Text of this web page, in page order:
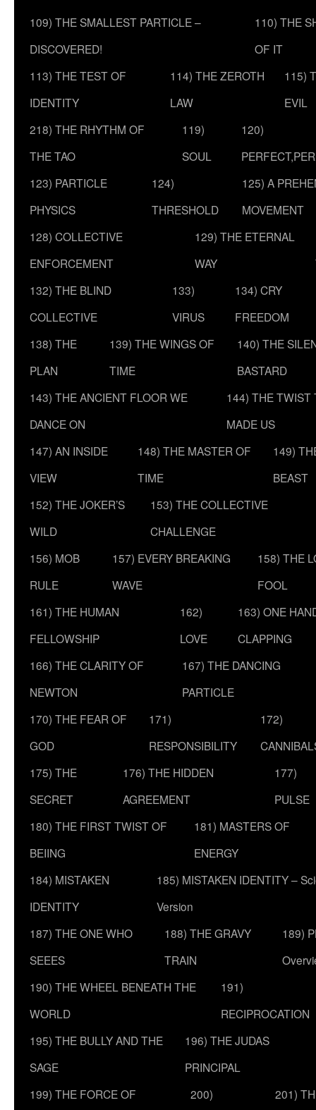
109) THE SMALLEST PARTICLE –
DISCOVERED!
110) THE
OF IT
113) THE TEST OF
IDENTITY
114) THE ZEROTH
LAW
115)
EVIL
218) THE RHYTHM OF
THE TAO
119)
SOUL
120)
123) PARTICLE
PHYSICS
124)
THRESHOLD
125) A
MOVEMENT
128) COLLECTIVE
ENFORCEMENT
129) THE ETERNAL
WAY
132) THE BLIND
COLLECTIVE
133)
VIRUS
134) CRY
FREEDOM
138) THE
PLAN
139) THE WINGS OF
TIME
140) THE
BASTARD
143) THE ANCIENT FLOOR WE
DANCE ON
144) THE TWIST
MADE US
147) AN INSIDE
VIEW
148) THE MASTER OF
TIME
149)
BEAST
152) THE JOKER’S
WILD
153) THE COLLECTIVE
CHALLENGE
156) MOB
RULE
157) EVERY BREAKING
WAVE
158) THE
FOOL
161) THE HUMAN
FELLOWSHIP
162)
LOVE
163) ONE
CLAPPING
166) THE CLARITY OF
NEWTON
167) THE DANCING
PARTICLE
170) THE FEAR OF
GOD
171)
RESPONSIBILITY
172)
175) THE
SECRET
176) THE HIDDEN
AGREEMENT
177)
PULSE
180) THE FIRST TWIST OF
BEIING
181) MASTERS OF
ENERGY
184) MISTAKEN
IDENTITY
185) MISTAKEN IDENTITY –
Version
187) THE ONE WHO
SEEES
188) THE GRAVY
TRAIN
189)
190) THE WHEEL BENEATH THE
WORLD
191)
RECIPROCATION
195) THE BULLY AND THE
SAGE
196) THE JUDAS
PRINCIPAL
199) THE FORCE OF
200)
201)